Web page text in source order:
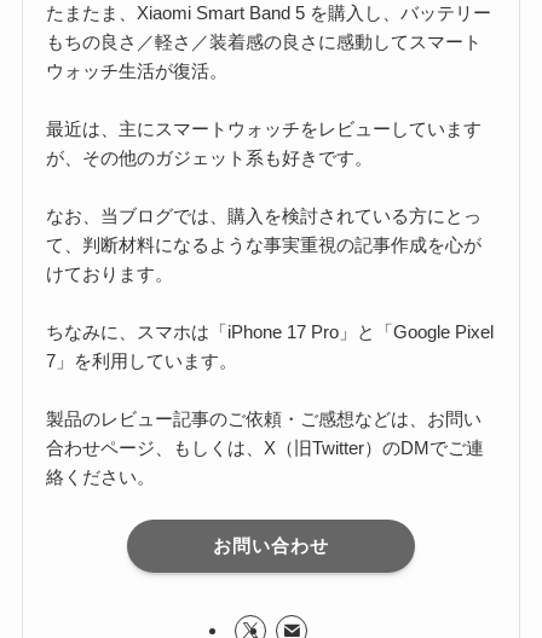
たまたま、Xiaomi Smart Band 5 を購入し、バッテリー
もちの良さ／軽さ／装着感の良さに感動してスマート
ウォッチ生活が復活。
最近は、主にスマートウォッチをレビューしています
が、その他のガジェット系も好きです。
なお、当ブログでは、購入を検討されている方にとっ
て、判断材料になるような事実重視の記事作成を心が
けております。
ちなみに、スマホは「iPhone 17 Pro」と「Google Pixel
7」を利用しています。
製品のレビュー記事のご依頼・ご感想などは、お問い
合わせページ、もしくは、X（旧Twitter）のDMでご連
絡ください。
お問い合わせ